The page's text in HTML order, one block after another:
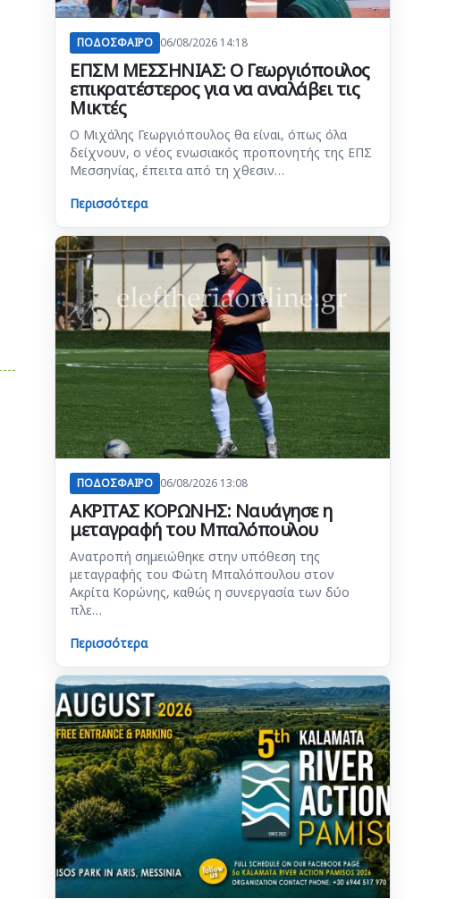
ΠΟΔΟΣΦΑΙΡΟ 06/08/2026 14:18
ΕΠΣΜ ΜΕΣΣΗΝΙΑΣ: Ο Γεωργιόπουλος
επικρατέστερος για να αναλάβει τις
Μικτές
Ο Μιχάλης Γεωργιόπουλος θα είναι, όπως όλα
δείχνουν, ο νέος ενωσιακός προπονητής της ΕΠΣ
Μεσσηνίας, έπειτα από τη χθεσιν…
Περισσότερα
ΠΟΔΟΣΦΑΙΡΟ 06/08/2026 13:08
ΑΚΡΙΤΑΣ ΚΟΡΩΝΗΣ: Ναυάγησε η
μεταγραφή του Μπαλόπουλου
Ανατροπή σημειώθηκε στην υπόθεση της
μεταγραφής του Φώτη Μπαλόπουλου στον
Ακρίτα Κορώνης, καθώς η συνεργασία των δύο
πλε…
Περισσότερα